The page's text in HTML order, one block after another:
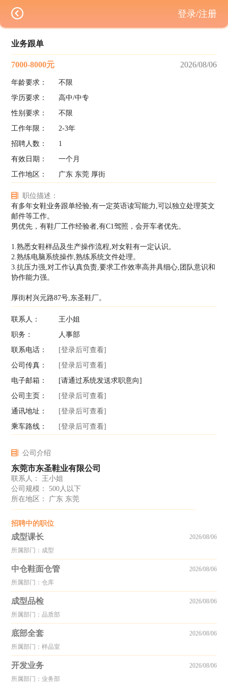
业务跟单
7000-8000元 2026/08/06
年龄要求：
不限
学历要求：
高中/中专
性别要求：
不限
工作年限：
2-3年
招聘人数：
1
有效日期：
一个月
工作地区：
广东 东莞 厚街
职位描述：
有多年女鞋业务跟单经验,有一定英语读写能力,可以独立处理英文
邮件等工作。
男优先，有鞋厂工作经验者,有C1驾照，会开车者优先。
1.熟悉女鞋样品及生产操作流程,对女鞋有一定认识。
2.熟练电脑系统操作,熟练系统文件处理。
3.抗压力强,对工作认真负责,要求工作效率高并具细心,团队意识和
协作能力强。
厚街村兴元路87号,东圣鞋厂。
联系人：
王小姐
职务：
人事部
联系电话：
[登录后可查看]
公司传真：
[登录后可查看]
电子邮箱：
[请通过系统发送求职意向]
公司主页：
[登录后可查看]
通讯地址：
[登录后可查看]
乘车路线：
[登录后可查看]
公司介绍
东莞市东圣鞋业有限公司
联系人： 王小姐
公司规模： 500人以下
所在地区： 广东 东莞
招聘中的职位
成型课长
所属部门：成型
2026/08/06
中仓鞋面仓管
所属部门：仓库
2026/08/06
成型品检
所属部门：品质部
2026/08/06
底部全套
所属部门：样品室
2026/08/06
开发业务
所属部门：业务部
2026/08/06
登录/注册